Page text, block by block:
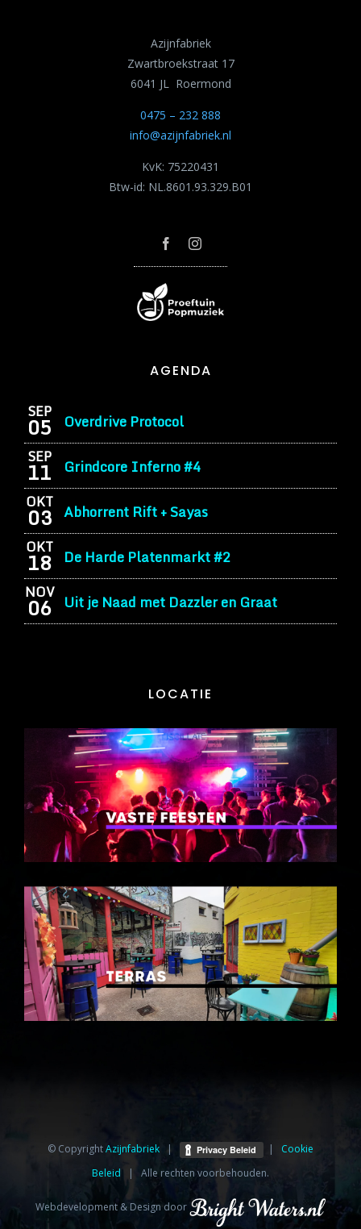
AGENDA
SEP
05 Overdrive Protocol
SEP
11 Grindcore Inferno #4
OKT
03 Abhorrent Rift + Sayas
OKT
18 De Harde Platenmarkt #2
NOV
06 Uit je Naad met Dazzler en Graat
Azijnfabriek
Zwartbroekstraat 17
6041 JL Roermond
0475 – 232 888
info@azijnfabriek.nl
KvK: 75220431
Btw-id: NL.8601.93.329.B01
LOCATIE
© CopyrightAzijnfabriek⁩ | | Cookie
Beleid | Alle rechten voorbehouden.
Webdevelopment & Design door